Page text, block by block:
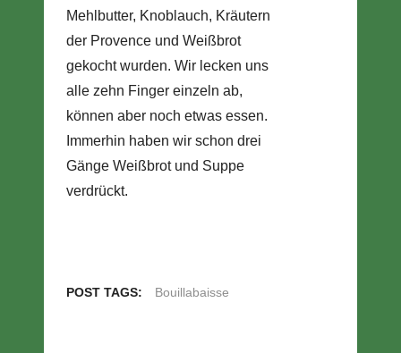
Mehlbutter, Knoblauch, Kräutern
der Provence und Weißbrot
gekocht wurden. Wir lecken uns
alle zehn Finger einzeln ab,
können aber noch etwas essen.
Immerhin haben wir schon drei
Gänge Weißbrot und Suppe
verdrückt.
POST TAGS: Bouillabaisse